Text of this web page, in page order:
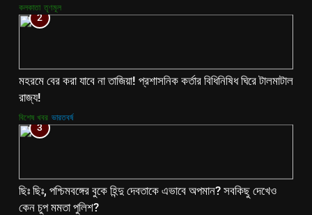
কলকাতা তৃণমূল
2
মহরমে বের করা যাবে না তাজিয়া! প্রশাসনিক কর্তার বিধিনিষিধ ঘিরে টালমাটাল
রাজ্য!
বিশেষ খবর ভারতবর্ষ
3
ছিঃ ছিঃ, পশ্চিমবঙ্গের বুকে হিন্দু দেবতাকে এভাবে অপমান? সবকিছু দেখেও
কেন চুপ মমতা পুলিশ?